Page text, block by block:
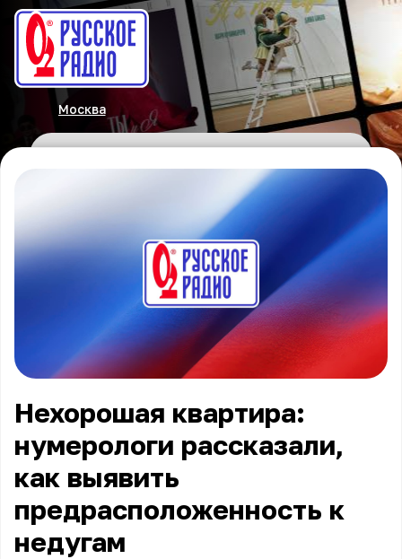
Москва
Нехорошая квартира:
нумерологи рассказали,
как выявить
предрасположенность к
недугам